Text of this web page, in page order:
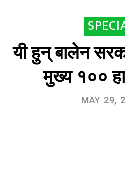
यी हुन् बालेन
मुख्य १००
MAY 29,